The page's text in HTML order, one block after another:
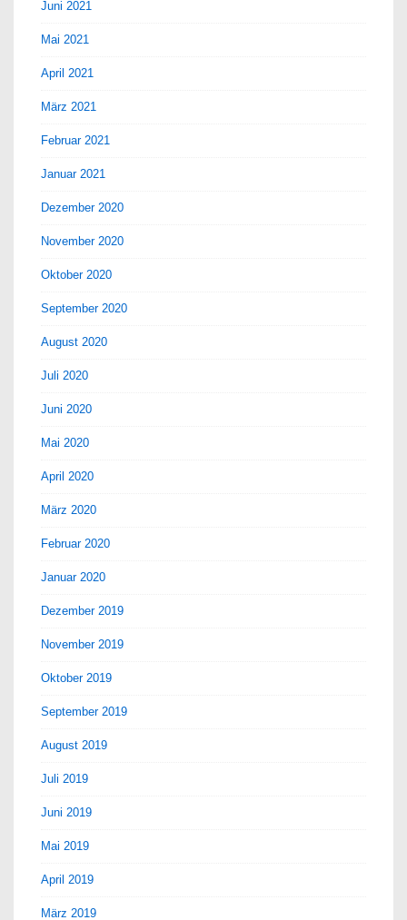
Juni 2021
Mai 2021
April 2021
März 2021
Februar 2021
Januar 2021
Dezember 2020
November 2020
Oktober 2020
September 2020
August 2020
Juli 2020
Juni 2020
Mai 2020
April 2020
März 2020
Februar 2020
Januar 2020
Dezember 2019
November 2019
Oktober 2019
September 2019
August 2019
Juli 2019
Juni 2019
Mai 2019
April 2019
März 2019